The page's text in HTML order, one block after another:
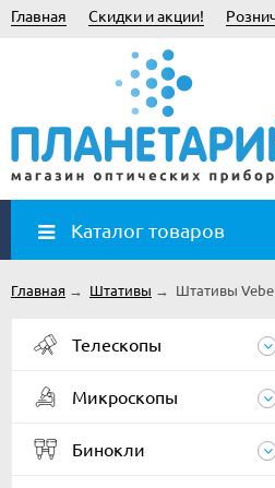
Главная Скидки и акции!
Каталог товаров
Главная → Штативы → Штативы
Телескопы
Микроскопы
Бинокли